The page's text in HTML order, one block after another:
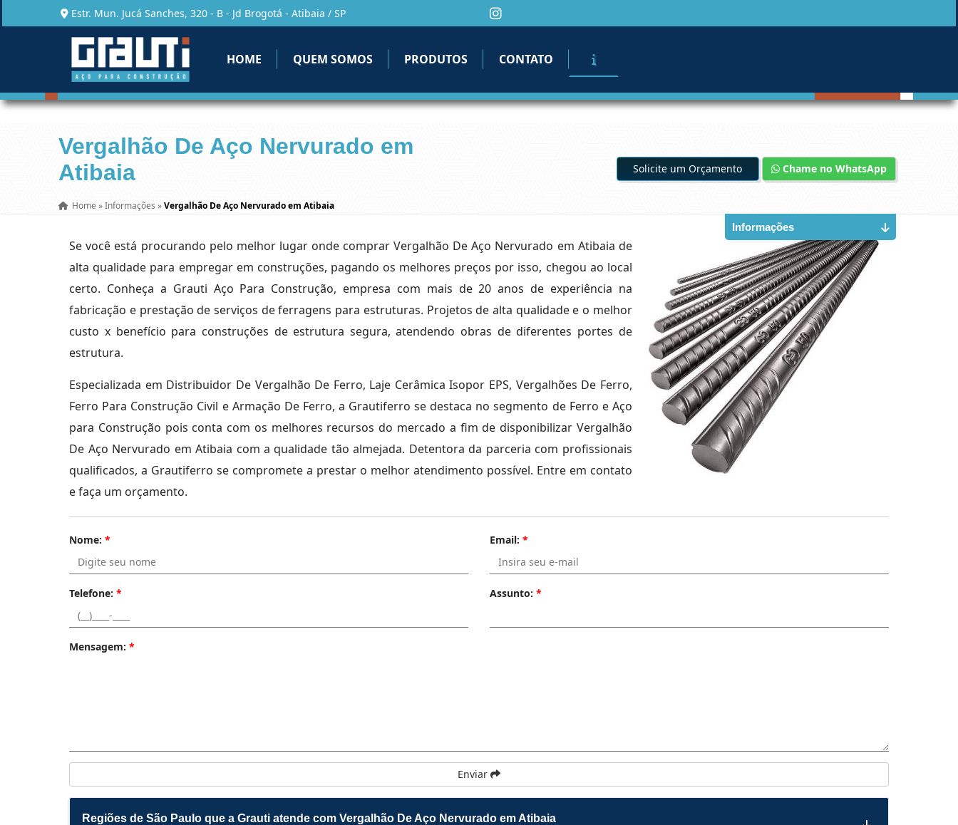
Estr. Mun. Jucá Sanches, 320 - B - Jd Brogotá - Atibaia / SP
HOME QUEM SOMOS PRODUTOS CONTATO
Vergalhão De Aço Nervurado em
Atibaia
Home»Informações »Vergalhão De Aço Nervurado em Atibaia
Solicite um Orçamento Chame no WhatsApp
Se você está procurando pelo melhor lugar onde comprar Vergalhão De Aço Nervurado em Atibaia de
alta qualidade para empregar em construções, pagando os melhores preços por isso, chegou ao local
certo. Conheça a Grauti Aço Para Construção, empresa com mais de 20 anos de experiência na
fabricação e prestação de serviços de ferragens para estruturas. Projetos de alta qualidade e o melhor
custo x benefício para construções de estrutura segura, atendendo obras de diferentes portes de
estrutura.
Especializada em Distribuidor De Vergalhão De Ferro, Laje Cerâmica Isopor EPS, Vergalhões De Ferro,
Ferro Para Construção Civil e Armação De Ferro, a Grautiferro se destaca no segmento de Ferro e Aço
para Construção pois conta com os melhores recursos do mercado a fim de disponibilizar Vergalhão
De Aço Nervurado em Atibaia com a qualidade tão almejada. Detentora da parceria com profissionais
qualificados, a Grautiferro se compromete a prestar o melhor atendimento possível. Entre em contato
e faça um orçamento.
Nome:* Email: *
Telefone:* Assunto: *
Mensagem:*
Enviar
Regiões de São Paulo que a Grauti atende com Vergalhão De Aço Nervurado em Atibaia
Informações